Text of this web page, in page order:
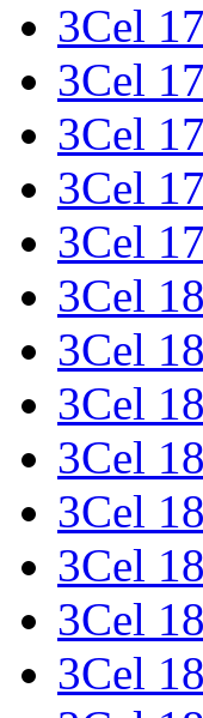
3Cel
3Cel
3Cel
3Cel
3Cel
3Cel
3Cel
3Cel
3Cel
3Cel
3Cel
3Cel
3Cel